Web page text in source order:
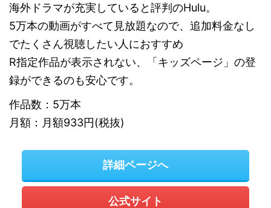
海外ドラマが充実していると評判のHulu。
5万本の動画がすべて見放題なので、追加料金なし
でたくさん視聴したい人におすすめ
R指定作品が表示されない、「キッズページ」の登
録ができるのも安心です。
作品数：5万本
月額：月額933円(税抜)
詳細ページへ
公式サイト